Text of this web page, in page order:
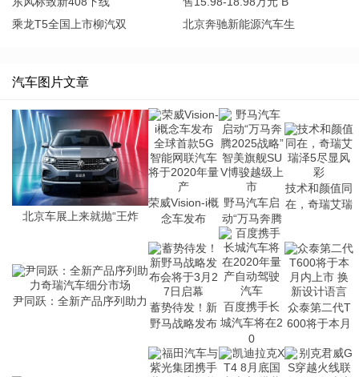
乘龙T5全国上市柳汽双
北京奔驰新能源汽车生
汽车图片文章
北京车展上来就抛“王炸
荣威Vision-i概
念车发布
野马汽车启
动“万马奔腾
技术和颜值同
在，奇瑞艾瑞
尹同跃：全新产品序列助力 蓄势待发！新
野马战略发布
百度携手长
城汽车将在2
0
众泰第二代T
600将于本月